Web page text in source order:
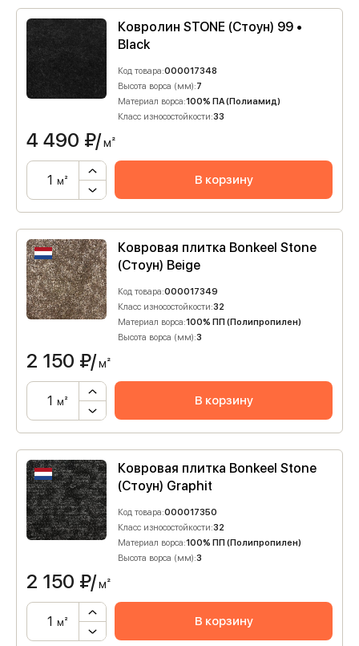
Ковролин STONE (Стоун) 99 •
Black
Код товара:000017348
Высота ворса (мм):7
Материал ворса:100% ПА (Полиамид)
Класс износостойкости:33
4 490 ₽/м²
м² В корзину
Ковровая плитка Bonkeel Stone
(Стоун) Beige
Код товара:000017349
Класс износостойкости:32
Материал ворса:100% ПП (Полипропилен)
Высота ворса (мм):3
2 150 ₽/м²
м² В корзину
Ковровая плитка Bonkeel Stone
(Стоун) Graphit
Код товара:000017350
Класс износостойкости:32
Материал ворса:100% ПП (Полипропилен)
Высота ворса (мм):3
2 150 ₽/м²
м² В корзину